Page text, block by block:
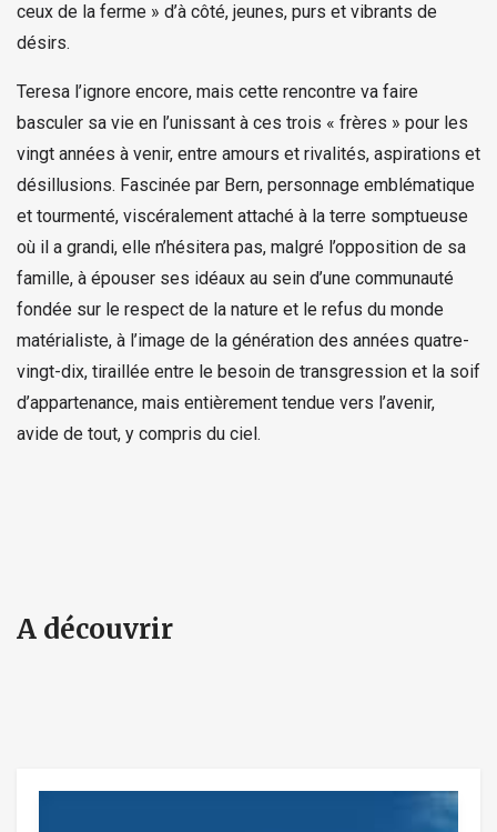
ceux de la ferme » d’à côté, jeunes, purs et vibrants de
désirs.
Teresa l’ignore encore, mais cette rencontre va faire
basculer sa vie en l’unissant à ces trois « frères » pour les
vingt années à venir, entre amours et rivalités, aspirations et
désillusions. Fascinée par Bern, personnage emblématique
et tourmenté, viscéralement attaché à la terre somptueuse
où il a grandi, elle n’hésitera pas, malgré l’opposition de sa
famille, à épouser ses idéaux au sein d’une communauté
fondée sur le respect de la nature et le refus du monde
matérialiste, à l’image de la génération des années quatre-
vingt-dix, tiraillée entre le besoin de transgression et la soif
d’appartenance, mais entièrement tendue vers l’avenir,
avide de tout, y compris du ciel.
A découvrir